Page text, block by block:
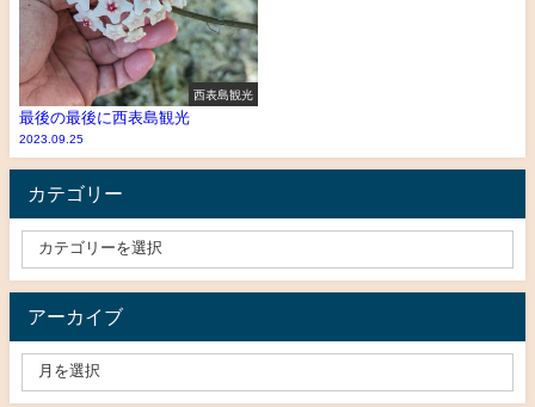
西表島観光
最後の最後に西表島観光
2023.09.25
カテゴリー
アーカイブ